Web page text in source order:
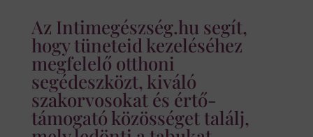
Az Intimegészség.hu segít,
hogy tüneteid kezeléséhez
megfelelő otthoni
segédeszközt, kiváló
szakorvosokat és értő-
támogató közösséget találj,